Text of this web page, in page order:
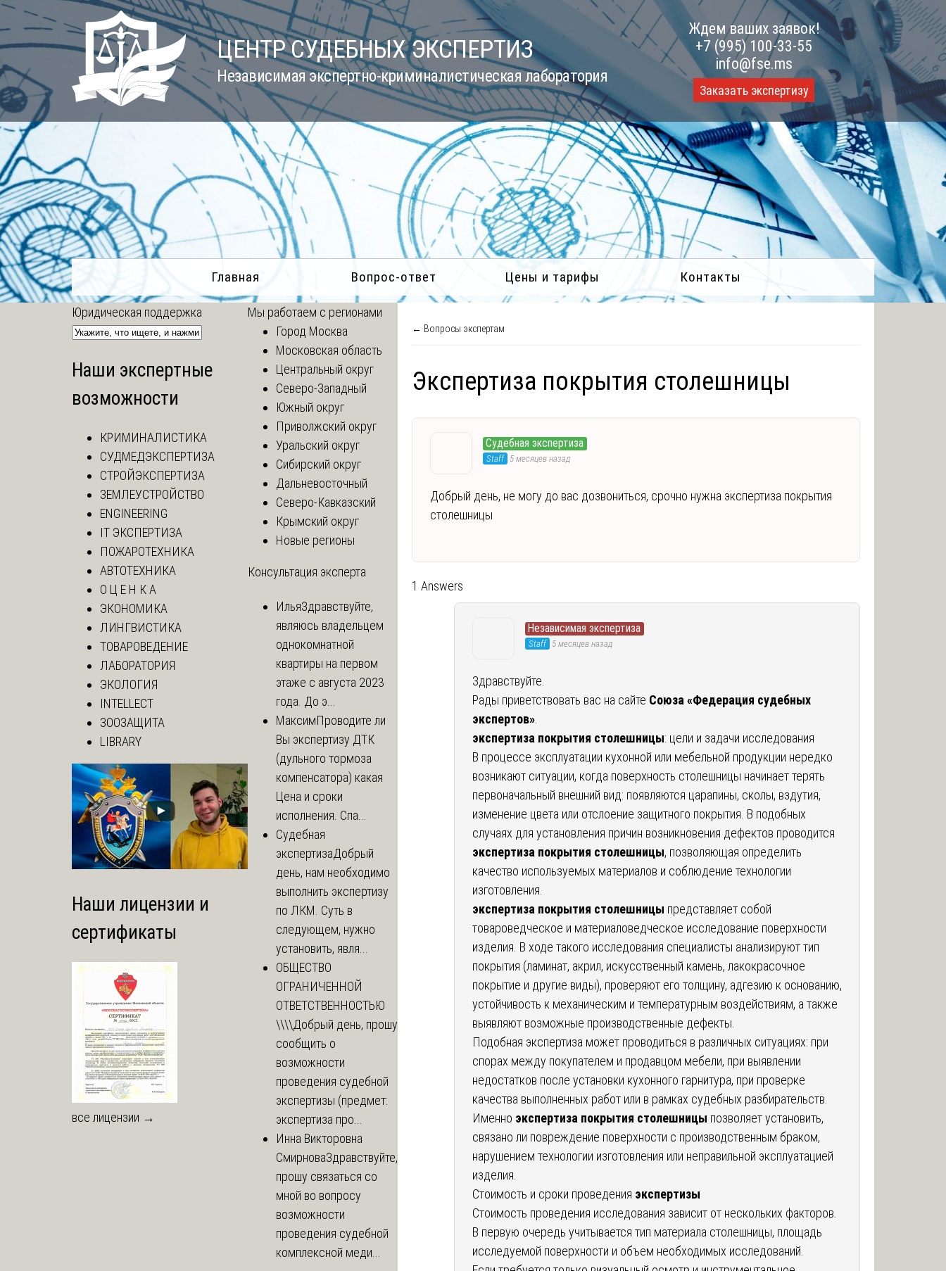
Skip
to
content
ЦЕНТР СУДЕБНЫХ ЭКСПЕРТИЗ
Независимая экспертно-криминалистическая лаборатория
Ждем ваших заявок!
+7 (995) 100-33-55
info@fse.ms
Заказать экспертизу
Главная Вопрос-ответ Цены и тарифы Контакты
← Вопросы экспертам
Экспертиза покрытия столешницы
Судебная экспертиза
Staff 5 месяцев назад
Добрый день, не могу до вас дозвониться, срочно нужна экспертиза покрытия
столешницы
1 Answers
Независимая экспертиза
Staff 5 месяцев назад
Здравствуйте.
Рады приветствовать вас на сайте Союза «Федерация судебных
экспертов»
экспертиза покрытия столешницы: цели и задачи исследования
В процессе эксплуатации кухонной или мебельной продукции нередко
возникают ситуации, когда поверхность столешницы начинает терять
первоначальный внешний вид: появляются царапины, сколы, вздутия,
изменение цвета или отслоение защитного покрытия. В подобных
случаях для установления причин возникновения дефектов проводится
экспертиза покрытия столешницы, позволяющая определить
качество используемых материалов и соблюдение технологии
изготовления.
экспертиза покрытия столешницы представляет собой
товароведческое и материаловедческое исследование поверхности
изделия. В ходе такого исследования специалисты анализируют тип
покрытия (ламинат, акрил, искусственный камень, лакокрасочное
покрытие и другие виды), проверяют его толщину, адгезию к основанию,
устойчивость к механическим и температурным воздействиям, а также
выявляют возможные производственные дефекты.
Подобная экспертиза может проводиться в различных ситуациях: при
спорах между покупателем и продавцом мебели, при выявлении
недостатков после установки кухонного гарнитура, при проверке
качества выполненных работ или в рамках судебных разбирательств.
Именно экспертиза покрытия столешницы позволяет установить,
связано ли повреждение поверхности с производственным браком,
нарушением технологии изготовления или неправильной эксплуатацией
изделия.
Стоимость и сроки проведения экспертизы
Стоимость проведения исследования зависит от нескольких факторов.
В первую очередь учитывается тип материала столешницы, площадь
исследуемой поверхности и объем необходимых исследований.
Юридическая поддержка
Наши экспертные
возможности
КРИМИНАЛИСТИКА
СУДМЕДЭКСПЕРТИЗА
СТРОЙЭКСПЕРТИЗА
ЗЕМЛЕУСТРОЙСТВО
ENGINEERING
IT ЭКСПЕРТИЗА
ПОЖАРОТЕХНИКА
АВТОТЕХНИКА
О Ц Е Н К А
ЭКОНОМИКА
ЛИНГВИСТИКА
ТОВАРОВЕДЕНИЕ
ЛАБОРАТОРИЯ
ЭКОЛОГИЯ
INTELLECT
ЗООЗАЩИТА
LIBRARY
Наши лицензии и
сертификаты
все лицензии →
Мы работаем с регионами
Город Москва
Московская область
Центральный округ
Северо-Западный
Южный округ
Приволжский округ
Уральский округ
Сибирский округ
Дальневосточный
Северо-Кавказский
Крымский округ
Новые регионы
Консультация эксперта
ИльяЗдравствуйте,
являюсь владельцем
однокомнатной
квартиры на первом
этаже с августа 2023
года. До э...
МаксимПроводите ли
Вы экспертизу ДТК
(дульного тормоза
компенсатора) какая
Цена и сроки
исполнения. Спа...
Судебная
экспертизаДобрый
день, нам необходимо
выполнить экспертизу
по ЛКМ. Суть в
следующем, нужно
установить, явля...
ОБЩЕСТВО
ОГРАНИЧЕННОЙ
ОТВЕТСТВЕННОСТЬЮ
\\\\Добрый день, прошу
сообщить о
возможности
проведения судебной
экспертизы (предмет:
экспертиза про...
Инна Викторовна
СмирноваЗдравствуйте,
прошу связаться со
мной во вопросу
возможности
проведения судебной
комплексной меди...